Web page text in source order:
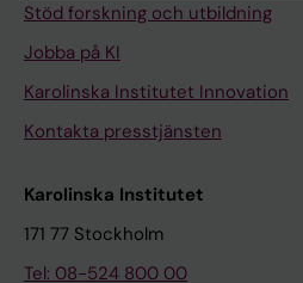
Stöd forskning och utbildning
Jobba på KI
Karolinska Institutet Innovation
Kontakta presstjänsten
Karolinska Institutet
171 77 Stockholm
Tel: 08-524 800 00